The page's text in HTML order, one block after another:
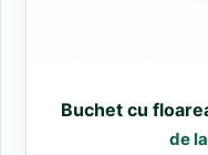
Buchet cu
de